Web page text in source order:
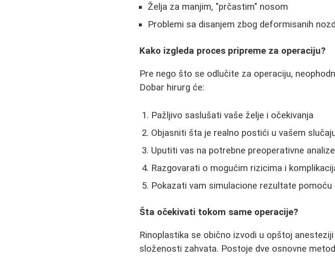
Želja za manjim, "prčastim" nosom
Problemi sa disanjem zbog deformisanih
Kako izgleda proces pripreme za operaciju?
Pre nego što se odlučite za operaciju,
Dobar hirurg će:
Pažljivo saslušati vaše želje i očekivanja
Objasniti šta je realno postići u vašem
Uputiti vas na potrebne preoperativne analize
Razgovarati o mogućim rizicima i
Pokazati vam simulacione rezultate
Šta očekivati tokom same operacije?
Rinoplastika se obično izvodi u opštoj
složenosti zahvata. Postoje dve osnovne